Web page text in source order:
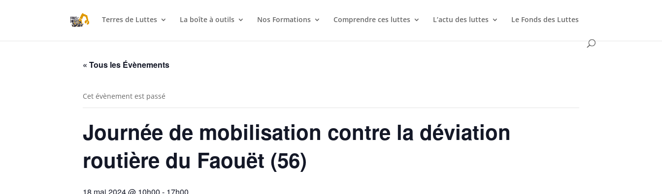
Terres de Luttes La boîte à outils Nos Formations Comprendre ces luttes L’actu des luttes Le Fonds des Luttes
« Tous les Évènements
Cet évènement est passé
Journée de mobilisation contre la déviation
routière du Faouët (56)